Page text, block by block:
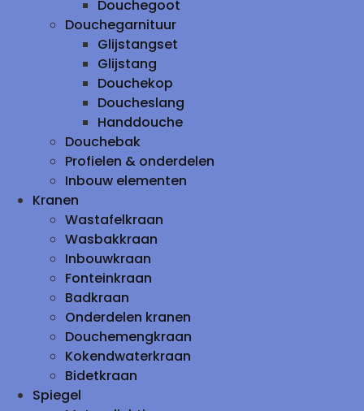
Douchegoot
Douchegarnituur
Glijstangset
Glijstang
Douchekop
Doucheslang
Handdouche
Douchebak
Profielen & onderdelen
Inbouw elementen
Kranen
Wastafelkraan
Wasbakkraan
Inbouwkraan
Fonteinkraan
Badkraan
Onderdelen kranen
Douchemengkraan
Kokendwaterkraan
Bidetkraan
Spiegel